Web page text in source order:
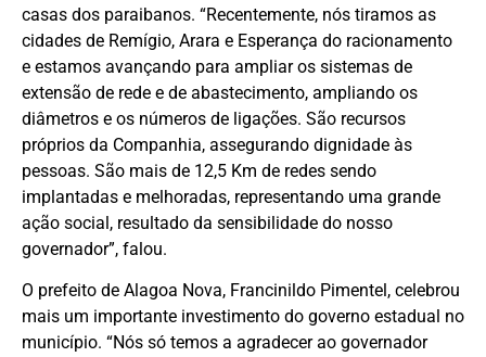
casas dos paraibanos. “Recentemente, nós tiramos as
cidades de Remígio, Arara e Esperança do racionamento
e estamos avançando para ampliar os sistemas de
extensão de rede e de abastecimento, ampliando os
diâmetros e os números de ligações. São recursos
próprios da Companhia, assegurando dignidade às
pessoas. São mais de 12,5 Km de redes sendo
implantadas e melhoradas, representando uma grande
ação social, resultado da sensibilidade do nosso
governador”, falou.
O prefeito de Alagoa Nova, Francinildo Pimentel, celebrou
mais um importante investimento do governo estadual no
município. “Nós só temos a agradecer ao governador